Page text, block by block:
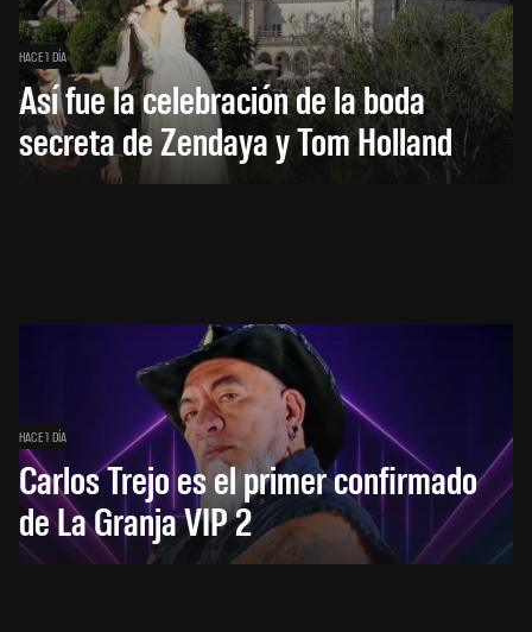
HACE 1 DÍA
Así fue la celebración de la boda
secreta de Zendaya y Tom Holland
HACE 1 DÍA
Carlos Trejo es el primer confirmado
de La Granja VIP 2